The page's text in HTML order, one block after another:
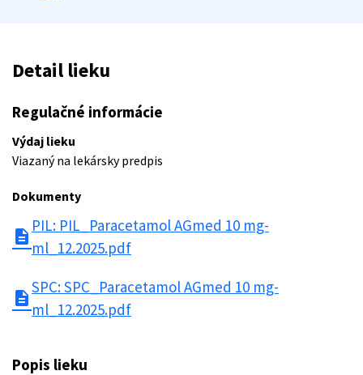
Detail lieku
Regulačné informácie
Výdaj lieku
Viazaný na lekársky predpis
Dokumenty
description
PIL: PIL_Paracetamol AGmed 10 mg-
ml_12.2025.pdf
description
SPC: SPC_Paracetamol AGmed 10 mg-
ml_12.2025.pdf
Popis lieku